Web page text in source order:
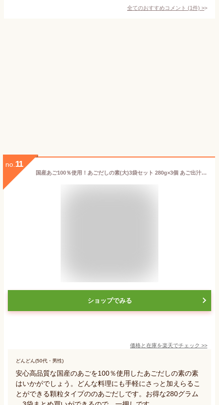
全てのおすすめコメント (1件) >
no. 11
国産あご100％使用！あごだしの素(大)3袋セット 280g×3個 あご出汁 だしの素 顆粒だし 国産飛魚 飛魚出汁 汁物 うどん 鍋物 炒め物 万能だし 季折
ショップでみる
価格と在庫を楽天でチェック >>
どんどん(50代・男性)
安心高品質な国産のあごを100％使用したあごだしの素の素
はいかがでしょう。どんな料理にも手軽にさっと加えらるこ
とができる顆粒タイプののあごだしです。お得な280グラム